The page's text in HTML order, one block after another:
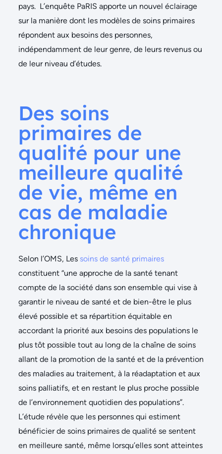
pays. L’enquête PaRIS apporte un nouvel éclairage
sur la manière dont les modèles de soins primaires
répondent aux besoins des personnes,
indépendamment de leur genre, de leurs revenus ou
de leur niveau d’études.
Des soins
primaires de
qualité pour une
meilleure qualité
de vie, même en
cas de maladie
chronique
Selon l’OMS, Les soins de santé primaires
constituent “une approche de la santé tenant
compte de la société dans son ensemble qui vise à
garantir le niveau de santé et de bien-être le plus
élevé possible et sa répartition équitable en
accordant la priorité aux besoins des populations le
plus tôt possible tout au long de la chaîne de soins
allant de la promotion de la santé et de la prévention
des maladies au traitement, à la réadaptation et aux
soins palliatifs, et en restant le plus proche possible
de l’environnement quotidien des populations”.
L’étude révèle que les personnes qui estiment
bénéficier de soins primaires de qualité se sentent
en meilleure santé, même lorsqu’elles sont atteintes